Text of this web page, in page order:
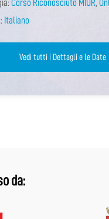
Corso Riconosciuto MIUR,
Italiano
Vedi tutti i Dettagli e le Date
da: